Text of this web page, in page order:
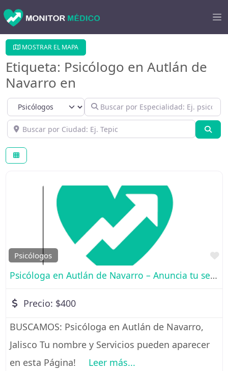
MOSTRAR EL MAPA
Etiqueta: Psicólogo en Autlán de
Navarro en
Select search type Buscar por Especialidad: Ej. psicológo
Buscar por Ciudad: Ej. Tepic
Psicólogos
Psicóloga en Autlán de Navarro – Anuncia tu servicio de consulta aquí
Precio: $400
BUSCAMOS: Psicóloga en Autlán de Navarro,
Jalisco Tu nombre y Servicios pueden aparecer
en esta Página! Leer más...